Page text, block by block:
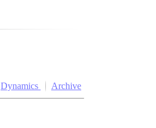
Dynamics Archive